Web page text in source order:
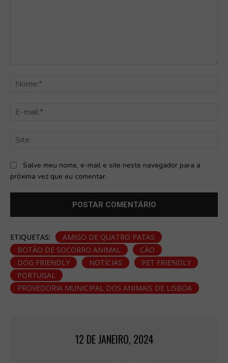
Salve meu nome, e-mail e site neste navegador para a
próxima vez que eu comentar.
ETIQUETAS:
AMIGO DE QUATRO PATAS
BOTÃO DE SOCORRO ANIMAL
CÃO
DOG FRIENDLY
NOTÍCIAS
PET FRIENDLY
PORTUGAL
PROVEDORIA MUNICIPAL DOS ANIMAIS DE LISBOA
12 DE JANEIRO, 2024